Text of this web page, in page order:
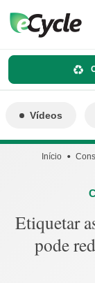
Vídeos
Início
Etiquetar
pode